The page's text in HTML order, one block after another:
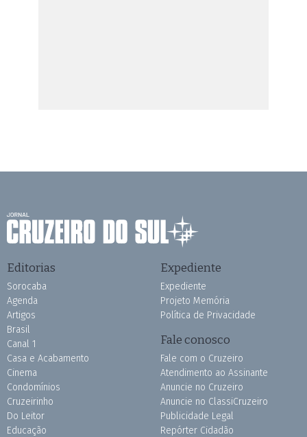
Editorias
Sorocaba
Agenda
Artigos
Brasil
Canal 1
Casa e Acabamento
Cinema
Condomínios
Cruzeirinho
Do Leitor
Educação
Expediente
Expediente
Projeto Memória
Política de Privacidade
Fale conosco
Fale com o Cruzeiro
Atendimento ao Assinante
Anuncie no Cruzeiro
Anuncie no ClassiCruzeiro
Publicidade Legal
Repórter Cidadão